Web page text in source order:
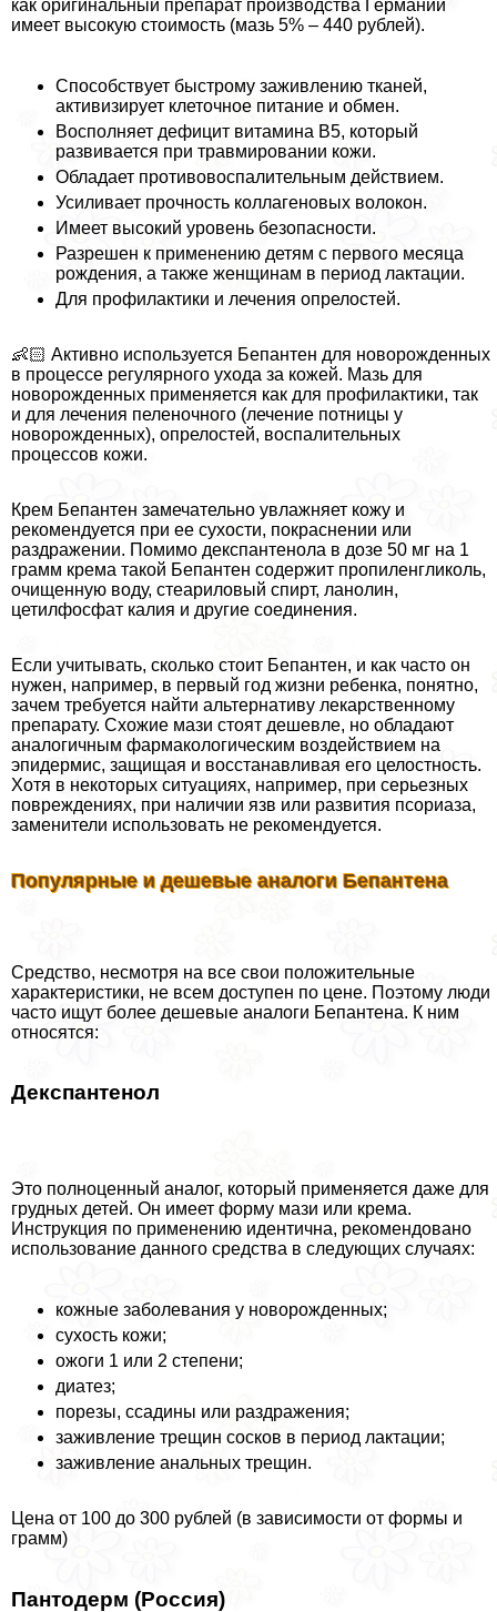
как оригинальный препарат производства Германии
имеет высокую стоимость (мазь 5% – 440 рублей).
Способствует быстрому заживлению тканей,
активизирует клеточное питание и обмен.
Восполняет дефицит витамина В5, который
развивается при травмировании кожи.
Обладает противовоспалительным действием.
Усиливает прочность коллагеновых волокон.
Имеет высокий уровень безопасности.
Разрешен к применению детям с первого месяца
рождения, а также женщинам в период лактации.
Для профилактики и лечения опрелостей.
👶🏻 Активно используется Бепантен для новорожденных
в процессе регулярного ухода за кожей. Мазь для
новорожденных применяется как для профилактики, так
и для лечения пеленочного (лечение потницы у
новорожденных), опрелостей, воспалительных
процессов кожи.
Крем Бепантен замечательно увлажняет кожу и
рекомендуется при ее сухости, покраснении или
раздражении. Помимо декспантенола в дозе 50 мг на 1
грамм крема такой Бепантен содержит пропиленгликоль,
очищенную воду, стеариловый спирт, ланолин,
цетилфосфат калия и другие соединения.
Если учитывать, сколько стоит Бепантен, и как часто он
нужен, например, в первый год жизни ребенка, понятно,
зачем требуется найти альтернативу лекарственному
препарату. Схожие мази стоят дешевле, но обладают
аналогичным фармакологическим воздействием на
эпидермис, защищая и восстанавливая его целостность.
Хотя в некоторых ситуациях, например, при серьезных
повреждениях, при наличии язв или развития псориаза,
заменители использовать не рекомендуется.
Популярные и дешевые аналоги Бепантена
Средство, несмотря на все свои положительные
хаpaктеристики, не всем доступен по цене. Поэтому люди
часто ищут более дешевые аналоги Бепантена. К ним
относятся:
Декспантенол
Это полноценный аналог, который применяется даже для
грудных детей. Он имеет форму мази или крема.
Инструкция по применению идентична, рекомендовано
использование данного средства в следующих случаях:
кожные заболевания у новорожденных;
сухость кожи;
ожоги 1 или 2 степени;
диатез;
порезы, ссадины или раздражения;
заживление трещин сосков в период лактации;
заживление aнaльных трещин.
Цена от 100 до 300 рублей (в зависимости от формы и
грамм)
Пантодерм (Россия)